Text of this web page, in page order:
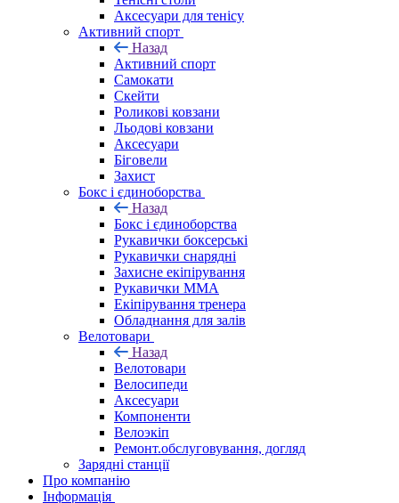
Аксесуари для тенісу
Активний спорт
Назад
Активний спорт
Самокати
Скейти
Роликові ковзани
Льодові ковзани
Аксесуари
Біговели
Захист
Бокс і єдиноборства
Назад
Бокс і єдиноборства
Рукавички боксерські
Рукавички снарядні
Захисне екіпірування
Рукавички ММА
Екіпірування тренера
Обладнання для залів
Велотовари
Назад
Велотовари
Велосипеди
Аксесуари
Компоненти
Велоэкіп
Ремонт.обслуговування, догляд
Зарядні станції
Про компанію
Інформація